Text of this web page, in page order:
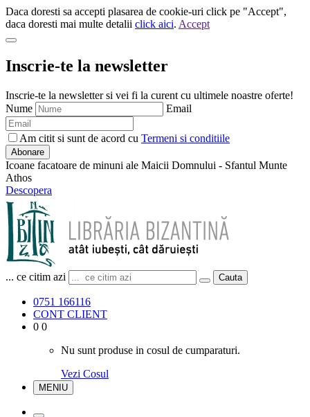
Daca doresti sa accepti plasarea de cookie-uri click pe "Accept",
daca doresti mai multe detalii click aici. Accept
Inscrie-te la newsletter
Inscrie-te la newsletter si vei fi la curent cu ultimele noastre oferte!
Nume
Email
Am citit si sunt de acord cu Termeni si conditiile
Abonare
Icoane facatoare de minuni ale Maicii Domnului - Sfantul Munte
Athos
Descopera
... ce citim azi Cauta
0751 166116
CONT CLIENT
0 0
Nu sunt produse in cosul de cumparaturi.
Vezi Cosul
MENIU